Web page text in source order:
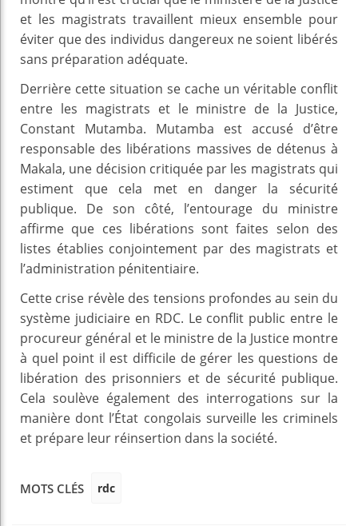
et les magistrats travaillent mieux ensemble pour
éviter que des individus dangereux ne soient libérés
sans préparation adéquate.
Derrière cette situation se cache un véritable conflit
entre les magistrats et le ministre de la Justice,
Constant Mutamba. Mutamba est accusé d’être
responsable des libérations massives de détenus à
Makala, une décision critiquée par les magistrats qui
estiment que cela met en danger la sécurité
publique. De son côté, l’entourage du ministre
affirme que ces libérations sont faites selon des
listes établies conjointement par des magistrats et
l’administration pénitentiaire.
Cette crise révèle des tensions profondes au sein du
système judiciaire en RDC. Le conflit public entre le
procureur général et le ministre de la Justice montre
à quel point il est difficile de gérer les questions de
libération des prisonniers et de sécurité publique.
Cela soulève également des interrogations sur la
manière dont l’État congolais surveille les criminels
et prépare leur réinsertion dans la société.
MOTS CLÉS rdc